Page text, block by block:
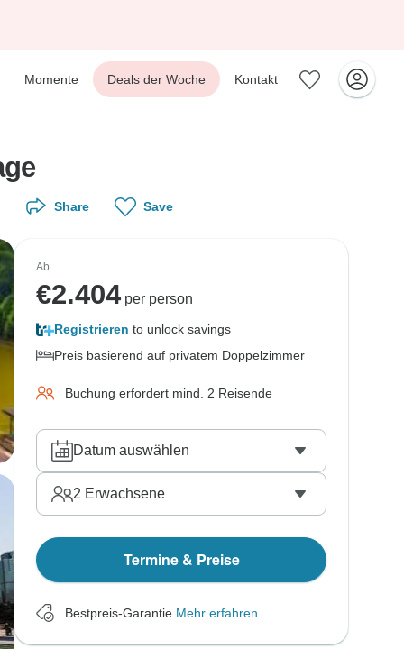
Momente Deals der Woche Kontakt
Share Save
Ab
€2.404 per person
Registrieren to unlock savings
Preis basierend auf privatem Doppelzimmer
Buchung erfordert mind. 2 Reisende
Datum auswählen
2 Erwachsene
Termine & Preise
Bestpreis-Garantie Mehr erfahren